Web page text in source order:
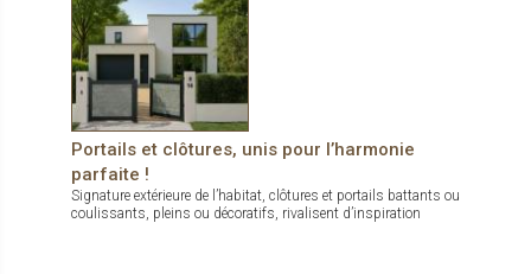
Sécurité à tous les étages
Marché de la sécurité : une niche en
perpétuelle évolution
Portails et clôtures, unis pour l’harmonie
parfaite !
Signature extérieure de l’habitat, clôtures et portails battants ou
coulissants, pleins ou décoratifs, rivalisent d’inspiration